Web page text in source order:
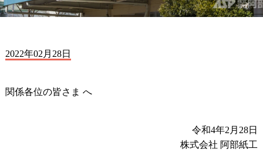
2022年02月28日
関係各位の皆さま へ
令和4年2月28日
株式会社 阿部紙工